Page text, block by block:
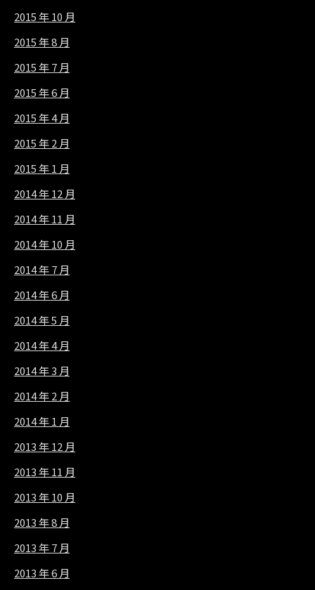
2015 年 10 月
2015 年 8 月
2015 年 7 月
2015 年 6 月
2015 年 4 月
2015 年 2 月
2015 年 1 月
2014 年 12 月
2014 年 11 月
2014 年 10 月
2014 年 7 月
2014 年 6 月
2014 年 5 月
2014 年 4 月
2014 年 3 月
2014 年 2 月
2014 年 1 月
2013 年 12 月
2013 年 11 月
2013 年 10 月
2013 年 8 月
2013 年 7 月
2013 年 6 月